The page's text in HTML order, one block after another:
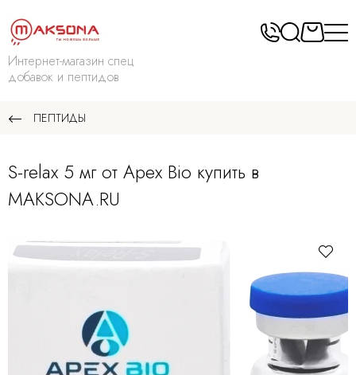
Интернет-магазин спец
добавок и пептидов
ПЕПТИДЫ
S-relax 5 мг от Apex Bio купить в
MAKSONA.RU